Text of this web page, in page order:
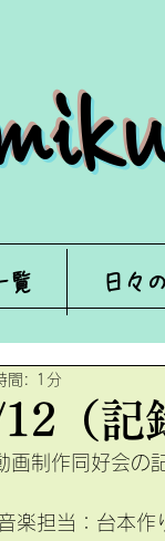
覧 日々
（記
間: 1分
制作同好会の
楽担当：台本作